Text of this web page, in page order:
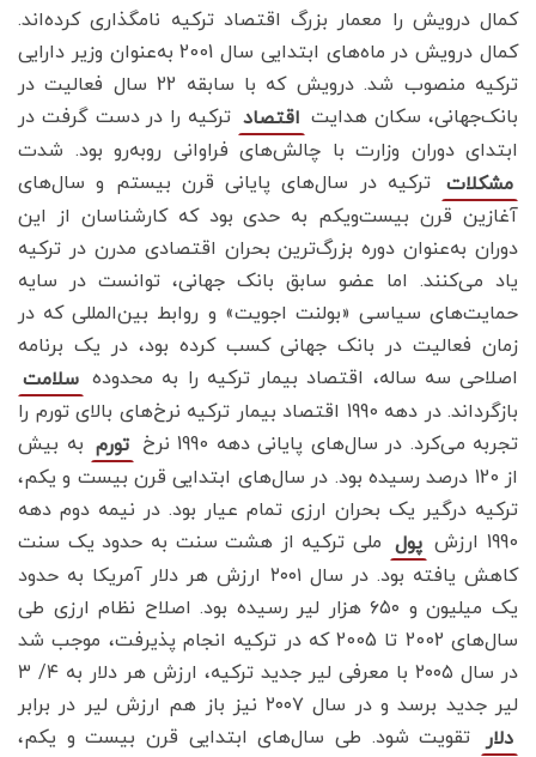
کمال درویش را معمار بزرگ اقتصاد ترکیه نامگذاری کرده‌اند.
کمال درویش در ماه‌های ابتدایی سال 2001 به‌عنوان وزیر دارایی
ترکیه منصوب شد. درویش که با سابقه 22 سال فعالیت در
بانک‌جهانی، سکان هدایت اقتصاد ترکیه را در دست گرفت در
ابتدای دوران وزارت با چالش‌های فراوانی روبه‌رو بود. شدت
مشکلات ترکیه در سال‌های پایانی قرن بیستم و سال‌های
آغازین قرن بیست‌ویکم به حدی بود که کارشناسان از این
دوران به‌عنوان دوره بزرگ‌ترین بحران اقتصادی مدرن در ترکیه
یاد می‌کنند. اما عضو سابق بانک جهانی، توانست در سایه
حمایت‌های سیاسی «بولنت اجویت» و روابط بین‌المللی که در
زمان فعالیت در بانک‌ جهانی کسب کرده بود، در یک برنامه
اصلاحی سه ساله، اقتصاد بیمار ترکیه را به محدوده سلامت
بازگرداند. در دهه 1990 اقتصاد بیمار ترکیه نرخ‌های بالای تورم را
تجربه می‌کرد. در سال‌های پایانی دهه 1990 نرخ
تورم به بیش
از 120 درصد رسیده بود. در سال‌های ابتدایی قرن بیست و یکم،
ترکیه درگیر یک بحران ارزی تمام عیار بود. در نیمه دوم دهه
1990 ارزش
پول ملی ترکیه از هشت سنت به حدود یک سنت
کاهش یافته بود. در سال ۲۰۰۱ ارزش هر دلار آمریکا به حدود
یک میلیون و ۶۵۰ هزار لیر رسیده بود. اصلاح نظام ارزی طی
سال‌های 2002 تا 2005 که در ترکیه انجام پذیرفت، موجب شد
در سال ۲۰۰۵ با معرفی لیر جدید ترکیه، ارزش هر دلار به ۴/ ۳
لیر جدید برسد و در سال ۲۰۰۷ نیز باز هم ارزش لیر در برابر
دلار
تقویت شود. طی سال‌های ابتدایی قرن بیست و یکم،